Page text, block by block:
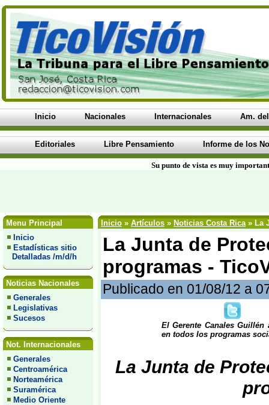
Inicio Nacionales Internacionales Am.
Editoriales Libre Pensamiento Informe de los
Su punto de vista es muy
Menu Principal
Inicio
Estadísticas sitio
Detalladas /m/d/h
Noticias Nacionales
Generales
Legislativas
Sucesos
Not. Internacionales
Generales
Centroamérica
Norteamérica
Suramérica
Medio Oriente
Inicio » Artículos » Noticias Costa Rica» La
La Junta de
programas -
Publicado en 01/08/12 a
El Gerente Canales
en todos los programas
La Junta de